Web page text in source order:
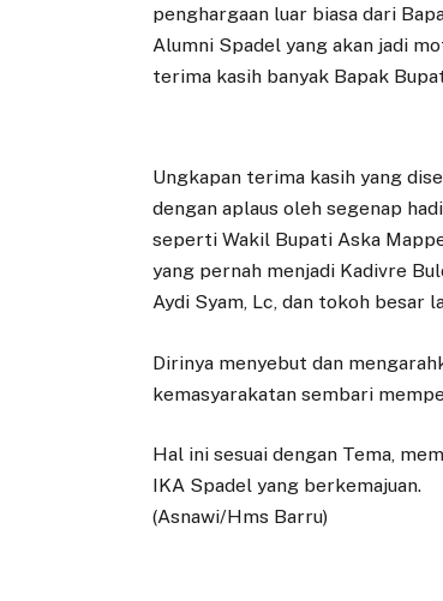
penghargaan luar biasa dari
Alumni Spadel yang akan jadi
terima kasih banyak Bapak
Ungkapan terima kasih yang
dengan aplaus oleh segenap
seperti Wakil Bupati Aska
yang pernah menjadi Kadivre
Aydi Syam, Lc, dan tokoh besar
Dirinya menyebut dan
kemasyarakatan sembari
Hal ini sesuai dengan Tema,
IKA Spadel yang berkemajuan.
(Asnawi/Hms Barru)